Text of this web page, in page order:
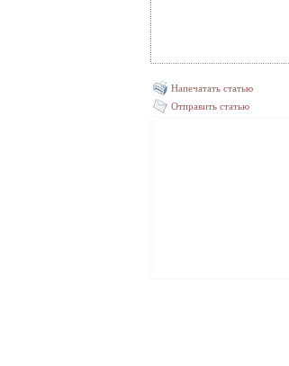
Напечатать статью
Отправить статью